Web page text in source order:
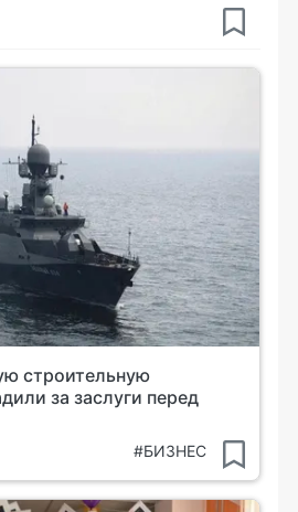
строительную
за заслуги перед
#БИЗНЕС